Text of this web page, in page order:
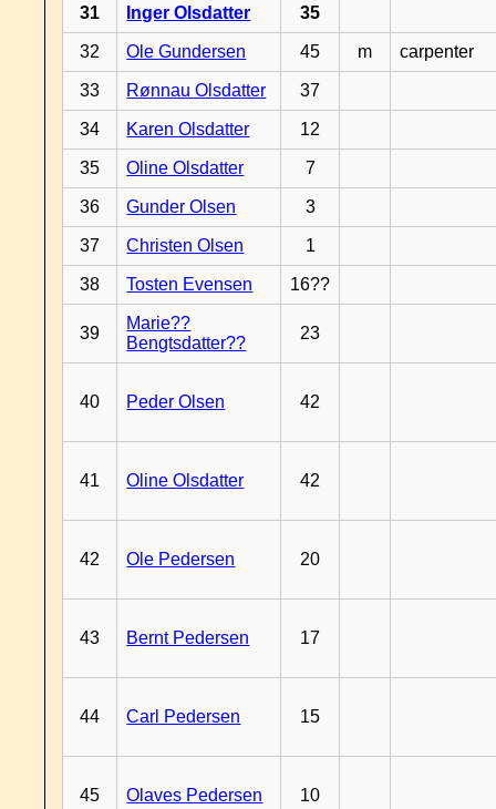
31 Inger Olsdatter 35
32 Ole Gundersen 45 m carpenter
33 Rønnau Olsdatter 37
34 Karen Olsdatter 12
35 Oline Olsdatter 7
36 Gunder Olsen 3
37 Christen Olsen 1
38 Tosten Evensen 16??
39
Marie??
Bengtsdatter??
23
40 Peder Olsen 42
41 Oline Olsdatter 42
42 Ole Pedersen 20
43 Bernt Pedersen 17
44 Carl Pedersen 15
45 Olaves Pedersen 10